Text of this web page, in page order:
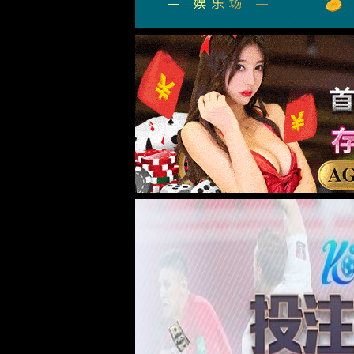
beats365首
院情概况
学院简介